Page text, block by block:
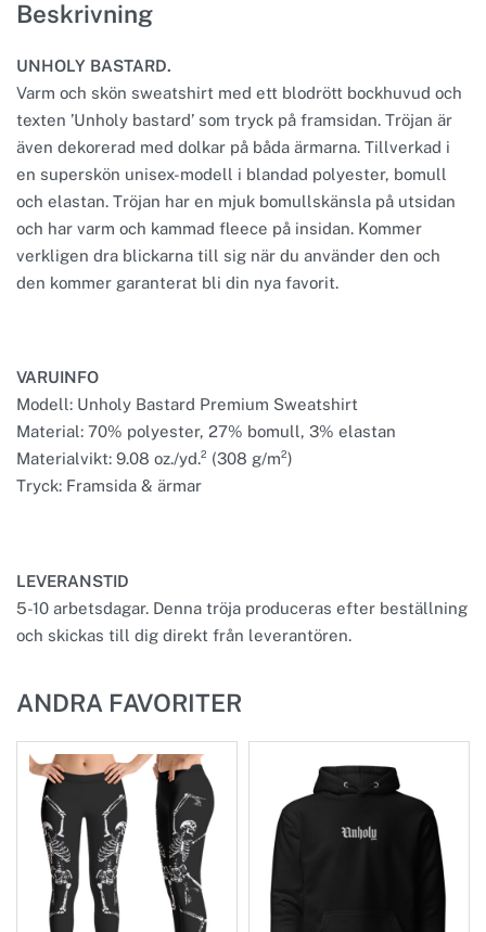
Beskrivning
UNHOLY BASTARD.
Varm och skön sweatshirt med ett blodrött bockhuvud och
texten ’Unholy bastard’ som tryck på framsidan. Tröjan är
även dekorerad med dolkar på båda ärmarna. Tillverkad i
en superskön unisex-modell i blandad polyester, bomull
och elastan. Tröjan har en mjuk bomullskänsla på utsidan
och har varm och kammad fleece på insidan. Kommer
verkligen dra blickarna till sig när du använder den och
den kommer garanterat bli din nya favorit.
VARUINFO
Modell: Unholy Bastard Premium Sweatshirt
Material: 70% polyester, 27% bomull, 3% elastan
Materialvikt: 9.08 oz./yd.² (308 g/m²)
Tryck: Framsida & ärmar
LEVERANSTID
5-10 arbetsdagar. Denna tröja produceras efter beställning
och skickas till dig direkt från leverantören.
ANDRA FAVORITER